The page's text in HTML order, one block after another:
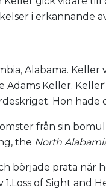
i erkännande
Alabama.
Keller.
Hon hade
från sin
the North
började prata när
of Sight and